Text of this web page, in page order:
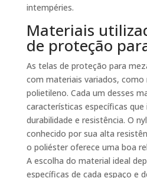
intempéries.
Materiais
de proteção
As telas de proteção para
com materiais variados, como
polietileno. Cada um desses
características específicas que
durabilidade e resistência. O
conhecido por sua alta
o poliéster oferece uma boa
A escolha do material ideal
específicas de cada espaço e